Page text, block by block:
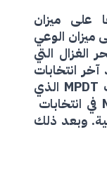
على ميزان
ميزان الوعي
التي
انتخابات
MPDT الذي
في انتخابات
وبعد ذلك